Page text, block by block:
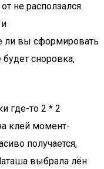
не расползался.
ли вы сформировать
сноровка,
где-то 2 * 2
клей момент-
получается,
выбрала лён